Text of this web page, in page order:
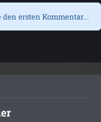
ersten Kommentar...